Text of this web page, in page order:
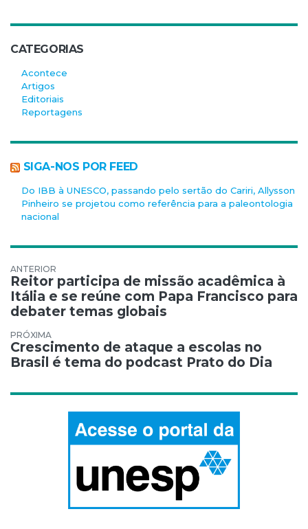
CATEGORIAS
Acontece
Artigos
Editoriais
Reportagens
SIGA-NOS POR FEED
Do IBB à UNESCO, passando pelo sertão do Cariri, Allysson
Pinheiro se projetou como referência para a paleontologia
nacional
Navegação de Post
Reitor participa de missão acadêmica à
Itália e se reúne com Papa Francisco para
debater temas globais
Crescimento de ataque a escolas no
Brasil é tema do podcast Prato do Dia